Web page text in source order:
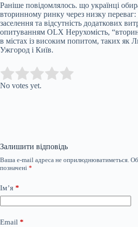
Раніше повідомлялось. що українці
вторинному ринку через низку
заселення та відсутність додаткових
опитуванням OLX Нерухомість,
в містах із високим попитом, таких як
Ужгород і Київ.
Rate this item:
No votes yet.
Залишити відповідь
Ваша e-mail адреса не оприлюднюватиметься.
позначені *
Ім’я *
Email *